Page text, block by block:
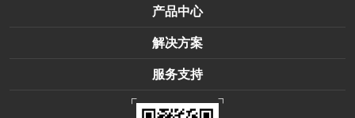
产品中心
解决方案
服务支持